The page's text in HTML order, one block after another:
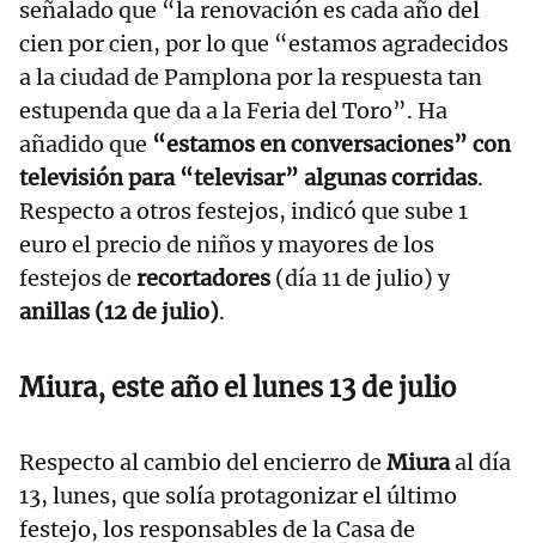
señalado que “la renovación es cada año del
cien por cien, por lo que “estamos agradecidos
a la ciudad de Pamplona por la respuesta tan
estupenda que da a la Feria del Toro”. Ha
añadido que “estamos en conversaciones” con
televisión para “televisar” algunas corridas.
Respecto a otros festejos, indicó que sube 1
euro el precio de niños y mayores de los
festejos de recortadores (día 11 de julio) y
anillas (12 de julio).
Miura, este año el lunes 13 de julio
Respecto al cambio del encierro de Miuraal día
13, lunes, que solía protagonizar el último
festejo, los responsables de la Casa de